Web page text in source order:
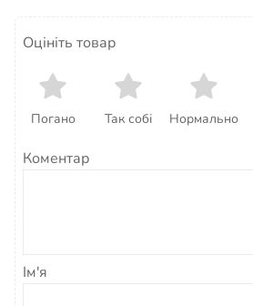
Оцініть товар
Погано Так собі Нормально
Коментар
Ім'я